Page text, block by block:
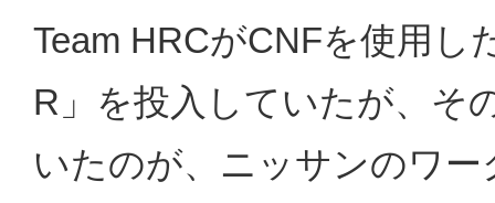
Team HRCがCNFを使用し
R」を投入していたが、そ
いたのが、ニッサンのワ